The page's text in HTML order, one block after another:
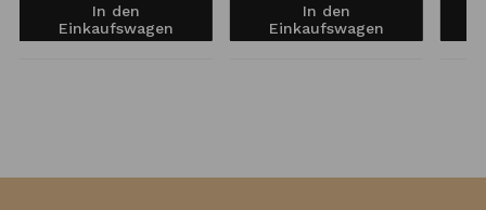
In den
Einkaufswagen
In den
Einkaufswagen